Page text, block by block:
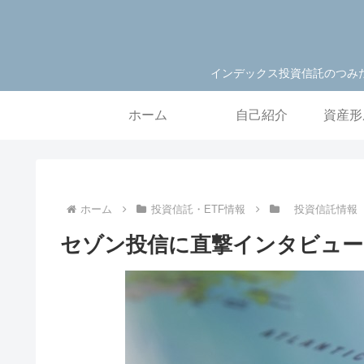
インデックス投資信託のつ
ホーム 自己紹介 資産
ホーム 投資信託・ETF情報 投資信託情報
セゾン投信に直撃インタビュ